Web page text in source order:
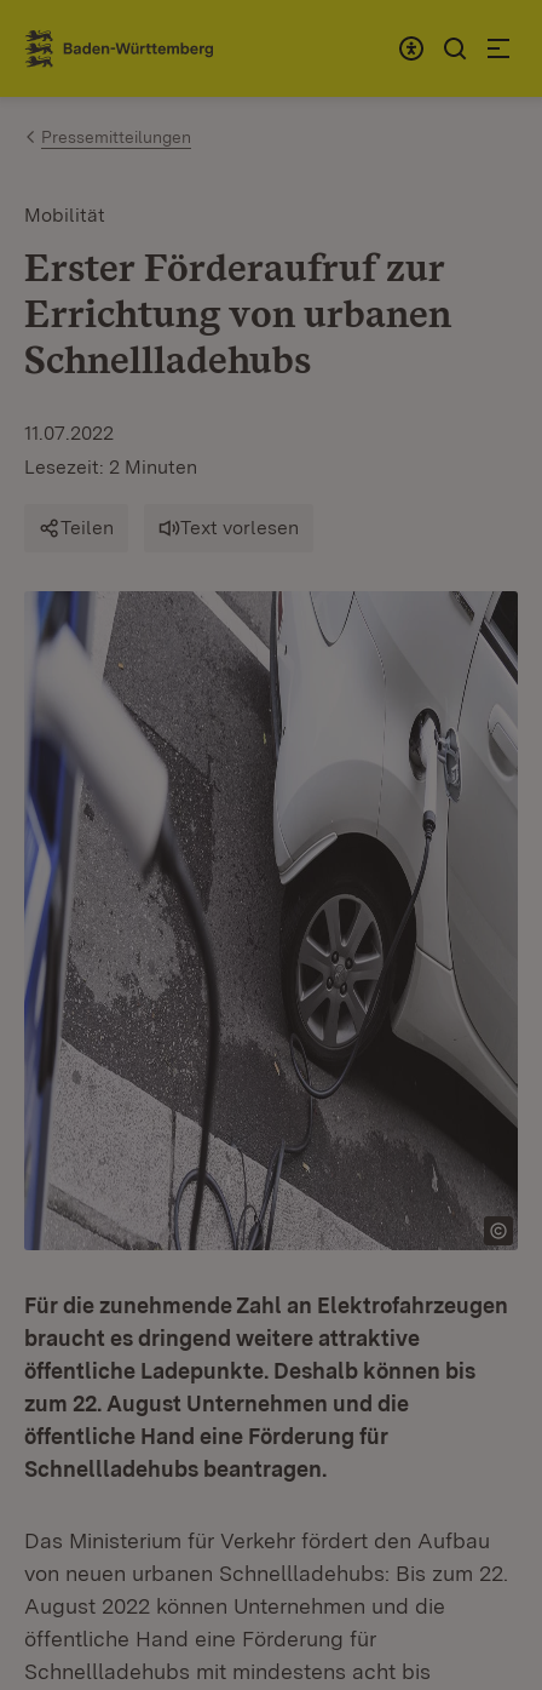
Zum Inhalt springen
Link zur Startseite
Pressemitteilungen
Mobilität
Erster Förderaufruf zur
Errichtung von urbanen
Schnellladehubs
11.07.2022
Lesezeit: 2 Minuten
Teilen Text vorlesen
Für die zunehmende Zahl an Elektrofahrzeugen
braucht es dringend weitere attraktive
öffentliche Ladepunkte. Deshalb können bis
zum 22. August Unternehmen und die
öffentliche Hand eine Förderung für
Schnellladehubs beantragen.
Das Ministerium für Verkehr fördert den Aufbau
von neuen urbanen Schnellladehubs: Bis zum 22.
August 2022 können Unternehmen und die
öffentliche Hand eine Förderung für
Schnellladehubs mit mindestens acht bis